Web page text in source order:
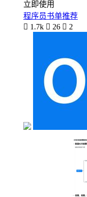
立即使用
程序员书单推荐
 1.7k  26  2